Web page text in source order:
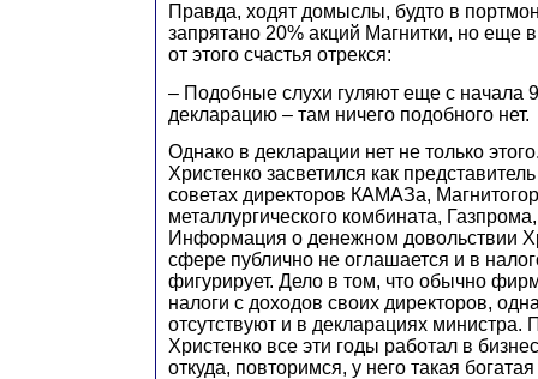
Правда, ходят домыслы, будто в
запрятано 20% акций Магнитки, но еще
от этого счастья отрекся:
– Подобные слухи гуляют еще с начала
декларацию – там ничего подобного нет.
Однако в декларации нет не только
Христенко засветился как
советах директоров КАМАЗа,
металлургического комбината,
Информация о денежном довольствии
сфере публично не оглашается и в
фигурирует. Дело в том, что обычно
налоги с доходов своих директоров,
отсутствуют и в декларациях министра.
Христенко все эти годы работал в
откуда, повторимся, у него такая